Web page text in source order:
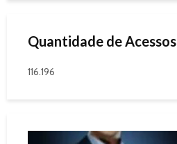
Quantidade de Acessos
116.196